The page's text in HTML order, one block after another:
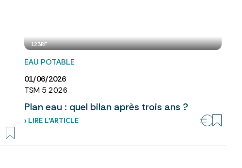
123RF
EAU POTABLE
01/06/2026
TSM 5 2026
Plan eau : quel bilan après trois ans ?
› LIRE L’ARTICLE